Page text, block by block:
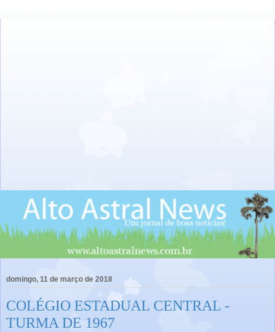
domingo, 11 de março de 2018
COLÉGIO ESTADUAL CENTRAL -
TURMA DE 1967